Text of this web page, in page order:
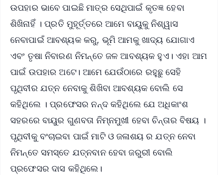
ଉପହାର ଭାବେ ପାଇଛି ମାତ୍ର ସେଥିପାଇଁ କୃତଜ୍ଞ ହେବା
ଶିଖିନାହିଁ । ପ୍ରତି ମୁହୂର୍ତ୍ତରେ ଆମେ ବାୟୁକୁ ନିଶ୍ୱାସ
ନେବାପାଇଁ ଆବଶ୍ୟକ କରୁ, ଭୂମି ଆମକୁ ଖାଦ୍ୟ ଯୋଗାଏ
ଏବଂ ତୃଷା ନିବାରଣ ନିମନ୍ତେ ଜଳ ଆବଶ୍ୟକ ହୁଏ। ଏହା ଆମ
ପାଇଁ ଉପହାର ଅଟେ। ଆମେ ଯେଉଁଠାରେ ରହୁଛୁ ସେହି
ପୃଥିବୀର ଯତ୍ନ ନେବାକୁ ଶିଖିବା ଆବଶ୍ୟକ ବୋଲି ସେ
କହିଥିଲେ । ପ୍ରଫେସର ନନ୍ଦ କହିଥିଲେ ଯେ ଅଧିକାଂଶ
ସହରରେ ବାୟୁର ଗୁଣବତା ନିମ୍ନମୁଖୀ ହେବା ଚିନ୍ତାର ବିଷୟ ।
ପୃଥିବୀକୁ ବଂଚାଇବା ପାଇଁ ମାଟି ଓ ଜଳାଶୟ ର ଯତ୍ନ ନେବା
ନିମନ୍ତେ ସମସ୍ତେ ଯତ୍ନବାନ ହେବା ଜରୁରୀ ବୋଲି
ପ୍ରଫେସର ଦାସ କହିଥିଲେ।